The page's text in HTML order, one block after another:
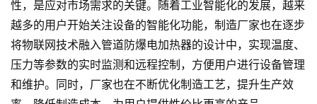
性，是应对市场需求的关键。随着工业智能化的发展，越来
越多的用户开始关注设备的智能化功能，制造厂家也在逐步
将物联网技术融入管道防爆电加热器的设计中，实现温度、
压力等参数的实时监测和远程控制，方便用户进行设备管理
和维护。同时，厂家也在不断优化制造工艺，提升生产效